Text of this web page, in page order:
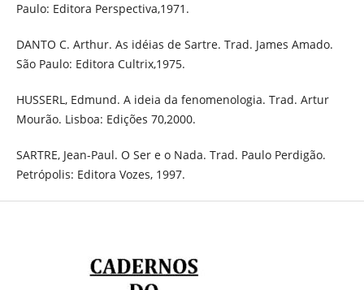
Paulo: Editora Perspectiva,1971.
DANTO C. Arthur. As idéias de Sartre. Trad. James Amado.
São Paulo: Editora Cultrix,1975.
HUSSERL, Edmund. A ideia da fenomenologia. Trad. Artur
Mourão. Lisboa: Edições 70,2000.
SARTRE, Jean-Paul. O Ser e o Nada. Trad. Paulo Perdigão.
Petrópolis: Editora Vozes, 1997.